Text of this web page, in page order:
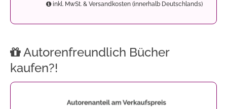
inkl. MwSt. & Versandkosten (innerhalb Deutschlands)
Autorenfreundlich Bücher
kaufen?!